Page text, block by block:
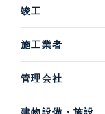
竣工
施工業者
管理会社